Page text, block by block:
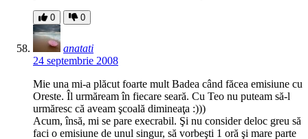
0 0
anatati
24 septembrie 2008
Mie una mi-a plăcut foarte mult Badea când făcea emisiune cu
Oreste. Îl urmăream în fiecare seară. Cu Teo nu puteam să-l
urmăresc că aveam şcoală dimineaţa :)))
Acum, însă, mi se pare execrabil. Şi nu consider deloc greu să
faci o emisiune de unul singur, să vorbeşti 1 oră şi mare parte